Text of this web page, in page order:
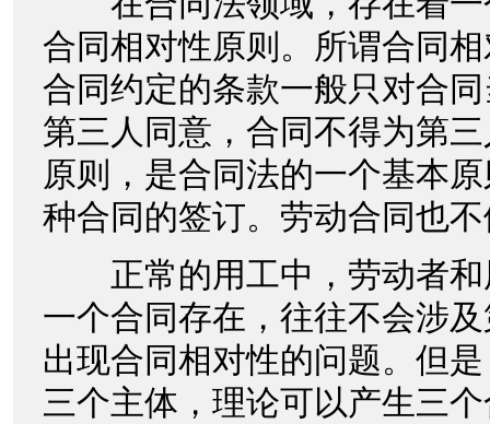
合同相对性原则。所谓合同
合同约定的条款一般只对合
第三人同意，合同不得为第
原则，是合同法的一个基本
种合同的签订。劳动合同也
正常的用工中，劳动者和
一个合同存在，往往不会涉
出现合同相对性的问题。但
三个主体，理论可以产生三